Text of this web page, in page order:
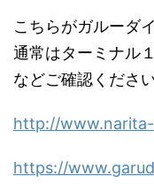
こちらがガルーダ
通常はターミナル
などご確認ください
http://
https://